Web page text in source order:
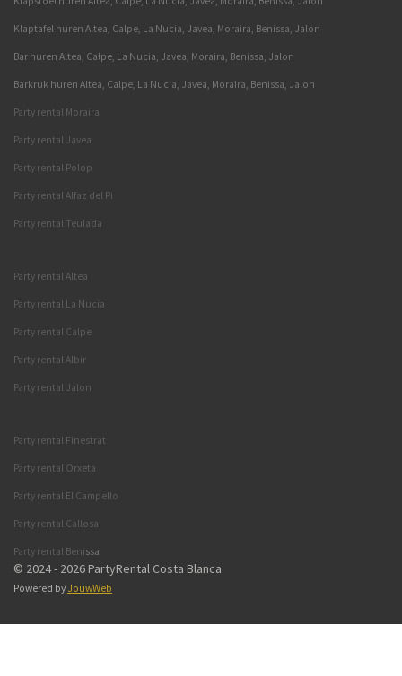
Klaptafel huren Altea, Calpe, La Nucia, Javea, Moraira, Benissa, Jalon
Bar huren Altea, Calpe, La Nucia, Javea, Moraira, Benissa, Jalon
Barkruk huren Altea, Calpe, La Nucia, Javea, Moraira, Benissa, Jalon
Party rental Moraira
Party rental Javea
Party rental Polop
Party rental Alfaz del Pi
Party rental Teulada
Party rental Altea
Party rental La Nucia
Party rental Calpe
Party rental Albir
Party rental Jalon
Party rental Finestrat
Party rental Orxeta
Party rental El Campello
Party rental Callosa
Party rental Benissa
© 2024 - 2026 PartyRental Costa Blanca
Powered by JouwWeb